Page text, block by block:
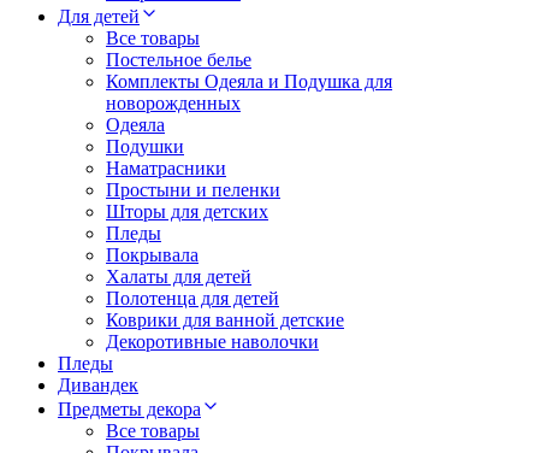
Для детей
Все товары
Постельное белье
Комплекты Одеяла и Подушка для
новорожденных
Одеяла
Подушки
Наматрасники
Простыни и пеленки
Шторы для детских
Пледы
Покрывала
Халаты для детей
Полотенца для детей
Коврики для ванной детские
Декоротивные наволочки
Пледы
Дивандек
Предметы декора
Все товары